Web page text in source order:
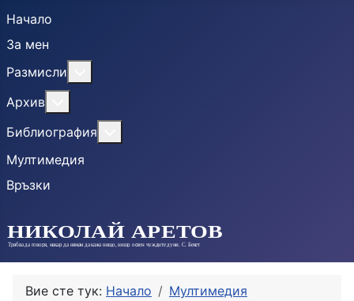
Начало
За мен
Размисли
Архив
Библиография
Мултимедия
Връзки
Вие сте тук: Начало
Мултимедия